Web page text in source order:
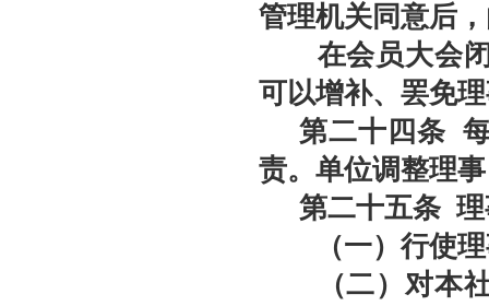
管理机关同意后
在会员大会闭
可以增补、罢免
第二十四条
责。单位调整
第二十五条
（一）行使理
（二）对本社